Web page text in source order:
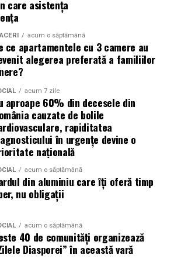
de reziduuri;
de particule;
eficientă a sistemului antipoluare.
pentru reducerea riscului
VMP USVO 5W30
avantaje se numără:
ridicată;
oxidare;
uzurii;
care asistența
acum o săptămână
ce apartamentele cu 3 camere au
alegerea preferată a familiilor
acum 7 zile
aproape 60% din decesele din
cauzate de bolile
rapiditatea
în urgențe devine o
națională
acum o săptămână
din aluminiu care îți oferă timp
nu obligații
acum o săptămână
40 de comunități organizează
Diasporei” în această vară